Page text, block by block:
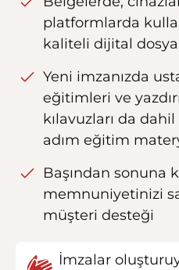
platformlarda
kaliteli dijital
Yeni imzanızda
eğitimleri ve
kılavuzları da
adım eğitim
Başından sonuna
memnuniyetinizi
müşteri desteği
İmzalar